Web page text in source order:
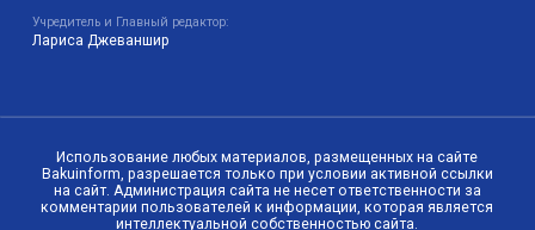
Учредитель и Главный редактор:
Лариса Джеваншир
Использование любых материалов, размещенных на сайте
Bakuinform, разрешается только при условии активной ссылки
на сайт. Администрация сайта не несет ответственности за
комментарии пользователей к информации, которая является
интеллектуальной собственностью сайта.